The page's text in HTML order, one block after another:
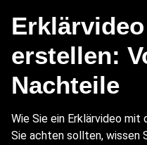
erstellen:
Nachteile
Wie Sie ein Erklärvideo
Sie achten sollten, wissen